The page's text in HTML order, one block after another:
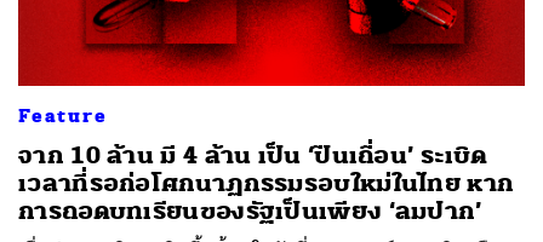
Feature
จาก 10 ล้าน มี 4 ล้าน เป็น ‘ปืนเถื่อน’ ระเบิด
เวลาที่รอก่อโศกนาฏกรรมรอบใหม่ในไทย หาก
การถอดบทเรียนของรัฐเป็นเพียง ‘ลมปาก’